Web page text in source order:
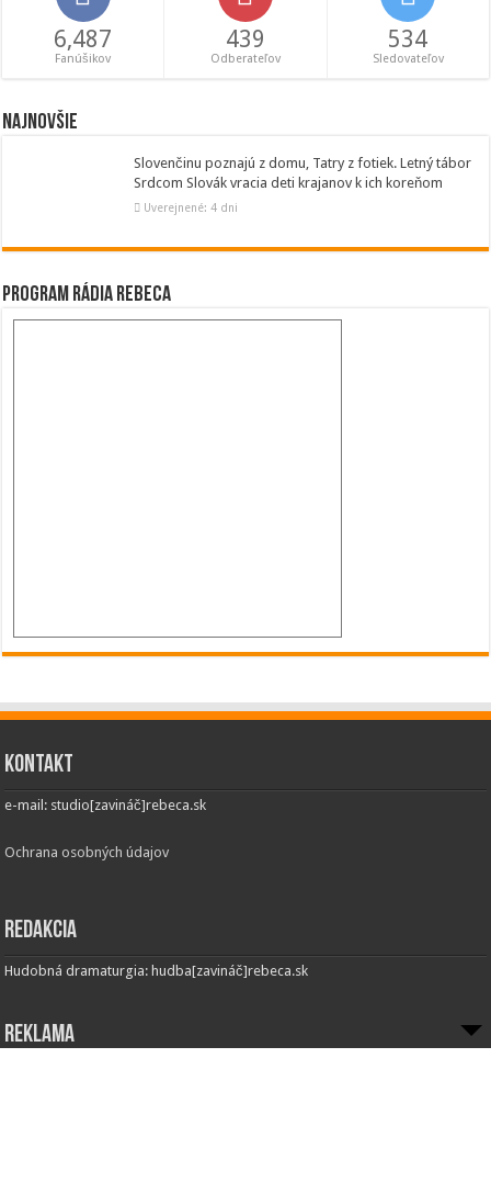
6,487
Fanúšikov
439
Odberateľov
534
Sledovateľov
Najnovšie
Slovenčinu poznajú z domu, Tatry z fotiek. Letný tábor
Srdcom Slovák vracia deti krajanov k ich koreňom
Uverejnené: 4 dni
Program Rádia Rebeca
Kontakt
e-mail: studio[zavináč]rebeca.sk
Ochrana osobných údajov
Redakcia
Hudobná dramaturgia: hudba[zavináč]rebeca.sk
Reklama